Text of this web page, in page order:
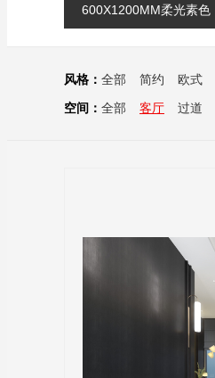
600X1200MM柔光素色
风格： 全部 简约 欧式
空间： 全部 客厅 过道